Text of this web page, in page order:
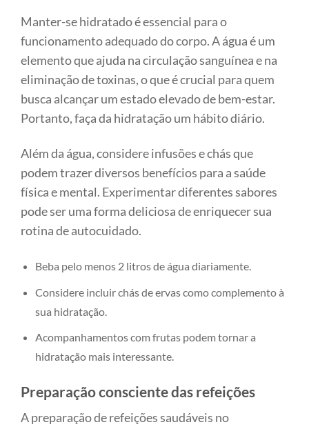
Manter-se hidratado é essencial para o
funcionamento adequado do corpo. A água é um
elemento que ajuda na circulação sanguínea e na
eliminação de toxinas, o que é crucial para quem
busca alcançar um estado elevado de bem-estar.
Portanto, faça da hidratação um hábito diário.
Além da água, considere infusões e chás que
podem trazer diversos benefícios para a saúde
física e mental. Experimentar diferentes sabores
pode ser uma forma deliciosa de enriquecer sua
rotina de autocuidado.
Beba pelo menos 2 litros de água diariamente.
Considere incluir chás de ervas como complemento à
sua hidratação.
Acompanhamentos com frutas podem tornar a
hidratação mais interessante.
Preparação consciente das refeições
A preparação de refeições saudáveis no